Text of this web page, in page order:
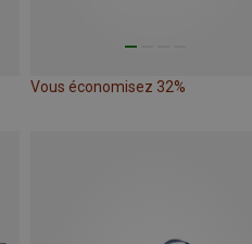
Vous économisez 32%